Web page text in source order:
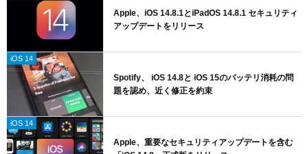
Apple、iOS 14.8.1とiPadOS 14.8.1 セキュリティ
アップデートをリリース
iOS 14
Spotify、 iOS 14.8と iOS 15のバッテリ消耗の問
題を認め、近く修正を約束
iOS 14
Apple、重要なセキュリティアップデートを含む